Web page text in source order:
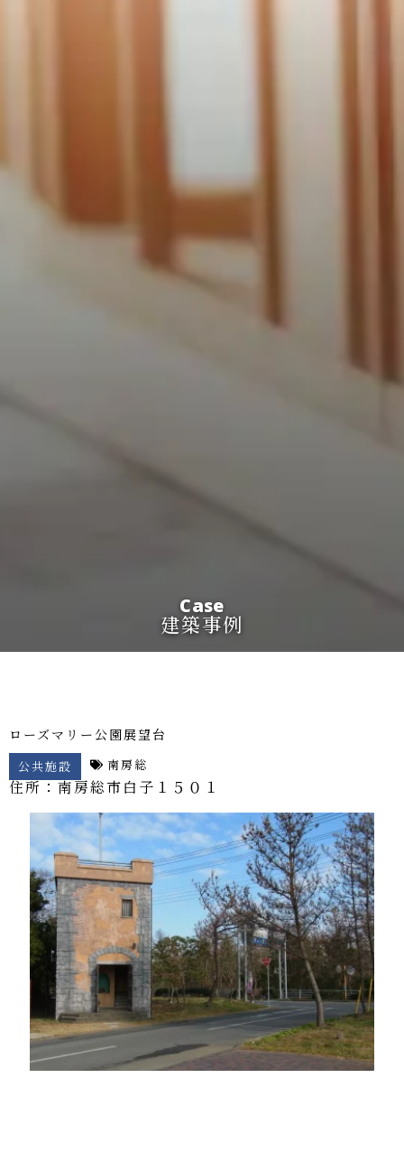
Case
建築事例
ローズマリー公園展望台
公共施設 南房総
住所：南房総市白子１５０１